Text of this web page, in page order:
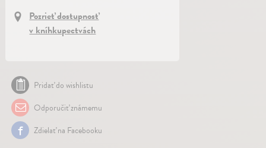
Pozrieť dostupnosť
v kníhkupectvách
Pridať do wishlistu
Odporučiť známemu
Zdielať na Facebooku